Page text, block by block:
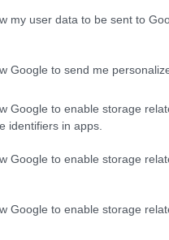
my user data to be sent to
Google to send me
Google to enable storage
identifiers in apps.
Google to enable storage
Google to enable storage